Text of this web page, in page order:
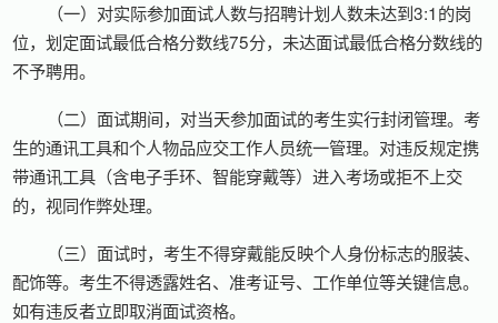
（一）对实际参加面试人数与招聘计划人数未达到3:1的岗
位，划定面试最低合格分数线75分，未达面试最低合格分数线的
不予聘用。
（二）面试期间，对当天参加面试的考生实行封闭管理。考
生的通讯工具和个人物品应交工作人员统一管理。对违反规定携
带通讯工具（含电子手环、智能穿戴等）进入考场或拒不上交
的，视同作弊处理。
（三）面试时，考生不得穿戴能反映个人身份标志的服装、
配饰等。考生不得透露姓名、准考证号、工作单位等关键信息。
如有违反者立即取消面试资格。